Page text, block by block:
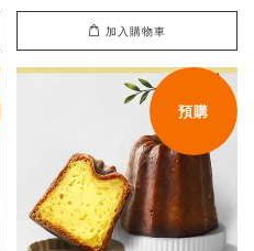
加入購物車
預購